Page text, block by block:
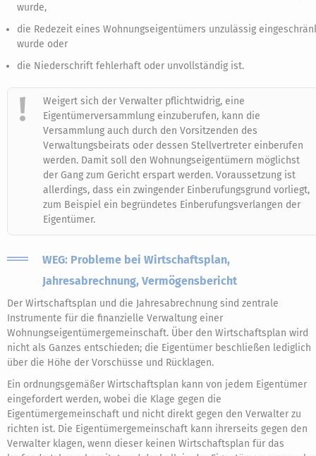
wurde,
die Redezeit eines Wohnungseigentümers unzulässig
wurde oder
die Niederschrift fehlerhaft oder unvollständig ist.
Weigert sich der Verwalter pflichtwidrig, eine
Eigentümerversammlung einzuberufen, kann die
Versammlung auch durch den Vorsitzenden des
Verwaltungsbeirats oder dessen Stellvertreter einberufen
werden. Damit soll den Wohnungseigentümern möglichst
der Gang zum Gericht erspart werden. Voraussetzung ist
allerdings, dass ein zwingender Einberufungsgrund vorliegt,
zum Beispiel ein begründetes Einberufungsverlangen der
Eigentümer.
WEG: Probleme bei Wirtschaftsplan,
Jahresabrechnung, Vermögensbericht
Der Wirtschaftsplan und die Jahresabrechnung sind zentrale
Instrumente für die finanzielle Verwaltung einer
Wohnungseigentümergemeinschaft. Über den Wirtschaftsplan wird
nicht als Ganzes entschieden; die Eigentümer beschließen lediglich
über die Höhe der Vorschüsse und Rücklagen.
Ein ordnungsgemäßer Wirtschaftsplan kann von jedem Eigentümer
eingefordert werden, wobei die Klage gegen die
Eigentümergemeinschaft und nicht direkt gegen den Verwalter zu
richten ist. Die Eigentümergemeinschaft kann ihrerseits gegen den
Verwalter klagen, wenn dieser keinen Wirtschaftsplan für das